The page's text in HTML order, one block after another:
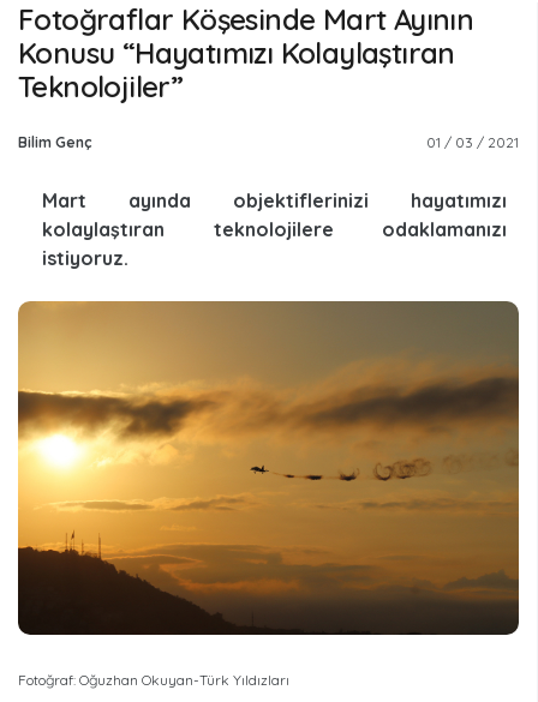
Fotoğraflar Köşesinde Mart Ayının
Konusu “Hayatımızı Kolaylaştıran
Teknolojiler”
Bilim Genç 01 / 03 / 2021
Mart ayında objektiflerinizi hayatımızı
kolaylaştıran teknolojilere odaklamanızı
istiyoruz.
Fotoğraf: Oğuzhan Okuyan-Türk Yıldızları